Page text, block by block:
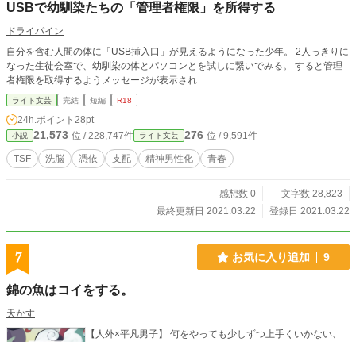
USBで幼馴染たちの「管理者権限」を所得する
ドライパイン
自分を含む人間の体に「USB挿入口」が見えるようになった少年。 2人っきりに
なった生徒会室で、幼馴染の体とパソコンとを試しに繋いでみる。 すると管理
者権限を取得するようメッセージが表示され……
ライト文芸 完結 短編 R18
24h.ポイント 28pt
小説 21,573 位 / 228,747件 ライト文芸 276 位 / 9,591件
TSF 洗脳 憑依 支配 精神男性化 青春
感想数 0
文字数 28,823
最終更新日 2021.03.22
登録日 2021.03.22
7 お気に入り追加 9
錦の魚はコイをする。
天かす
【人外×平凡男子】 何をやっても少しずつ上手くいかない、